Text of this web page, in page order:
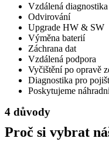
Vzdálená diagnostika
Odvirování
Upgrade HW & SW
Výměna baterií
Záchrana dat
Vzdálená podpora
Vyčištění po opravě
Diagnostika pro
Poskytujeme
4 důvody
Proč si vybrat